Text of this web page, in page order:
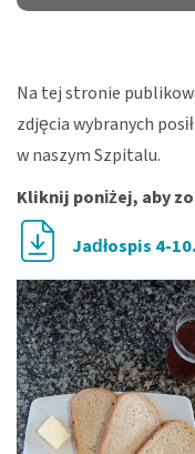
Na tej stronie
zdjęcia wybranych
w naszym Szpitalu.
Kliknij poniżej, aby
Jadłospis 4-